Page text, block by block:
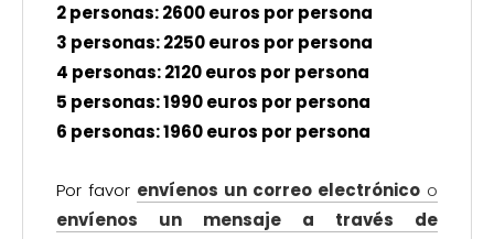
2 personas: 2600 euros por persona
3 personas: 2250 euros por persona
4 personas: 2120 euros por persona
5 personas: 1990 euros por persona
6 personas: 1960 euros por persona
Por favor envíenos un correo electrónico o
envíenos un mensaje a través de